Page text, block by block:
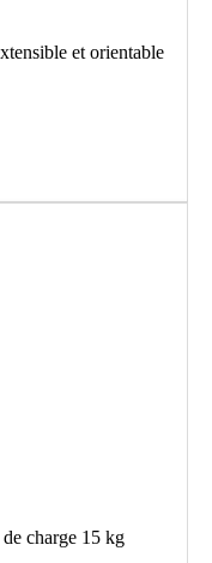
et orientable
charge 15 kg